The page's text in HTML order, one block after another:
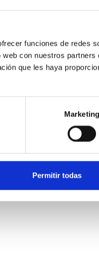
funciones de redes
con nuestros partners
que les haya
Marketing
Permitir todas
variedad de
natural y detalles
materiales de alta
Para los frentes de